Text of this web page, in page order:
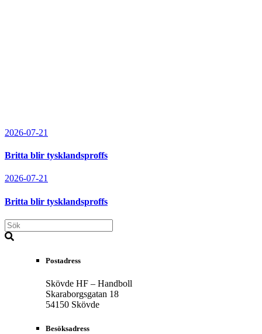
2026-07-21
Britta blir tysklandsproffs
2026-07-21
Britta blir tysklandsproffs
Postadress
Skövde HF – Handboll
Skaraborgsgatan 18
54150 Skövde
Besöksadress